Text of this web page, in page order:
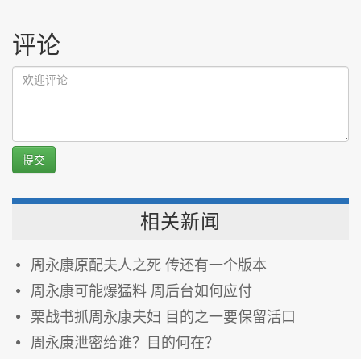
评论
提交
相关新闻
周永康原配夫人之死 传还有一个版本
周永康可能爆猛料 周后台如何应付
栗战书抓周永康夫妇 目的之一要保留活口
周永康泄密给谁？目的何在？